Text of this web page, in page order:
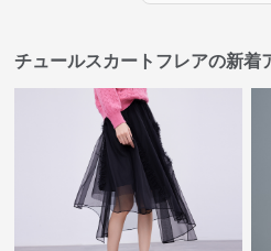
チュールスカートフレアの新着